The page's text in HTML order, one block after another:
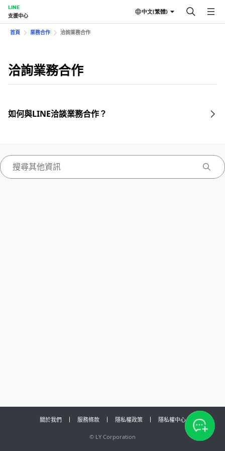
LINE
支援中心
中文(繁體)
首頁 業務合作 洽詢業務合作
洽詢業務合作
如何與LINE洽談業務合作？
關於我們 服務條款 隱私權政策 隱私權中心
© LY Corporation